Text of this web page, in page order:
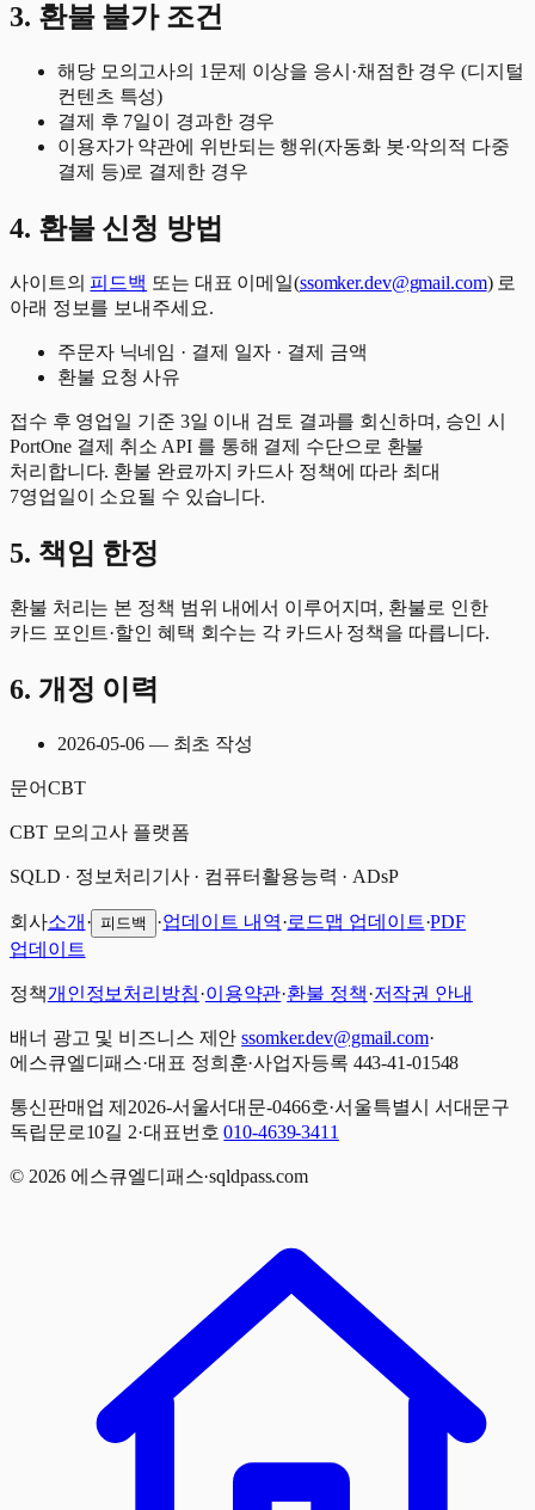
3. 환불 불가 조건
해당 모의고사의 1문제 이상을 응시·채점한 경우 (디지털
컨텐츠 특성)
결제 후 7일이 경과한 경우
이용자가 약관에 위반되는 행위(자동화 봇·악의적 다중
결제 등)로 결제한 경우
4. 환불 신청 방법
사이트의 피드백 또는 대표 이메일(ssomker.dev@gmail.com) 로
아래 정보를 보내주세요.
주문자 닉네임 · 결제 일자 · 결제 금액
환불 요청 사유
접수 후 영업일 기준 3일 이내 검토 결과를 회신하며, 승인 시
PortOne 결제 취소 API 를 통해 결제 수단으로 환불
처리합니다. 환불 완료까지 카드사 정책에 따라 최대
7영업일이 소요될 수 있습니다.
5. 책임 한정
환불 처리는 본 정책 범위 내에서 이루어지며, 환불로 인한
카드 포인트·할인 혜택 회수는 각 카드사 정책을 따릅니다.
6. 개정 이력
2026-05-06 — 최초 작성
문어CBT
CBT 모의고사 플랫폼
SQLD · 정보처리기사 · 컴퓨터활용능력 · ADsP
회사소개 · 피드백 ·업데이트 내역·로드맵 업데이트·PDF
업데이트
정책개인정보처리방침·이용약관·환불 정책·저작권 안내
배너 광고 및 비즈니스 제안 ssomker.dev@gmail.com·
에스큐엘디패스·대표 정희훈·사업자등록 443-41-01548
통신판매업 제2026-서울서대문-0466호·서울특별시 서대문구
독립문로10길 2·대표번호 010-4639-3411
© 2026 에스큐엘디패스·sqldpass.com